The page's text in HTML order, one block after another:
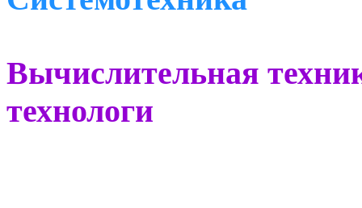
Вычислительная
технологи